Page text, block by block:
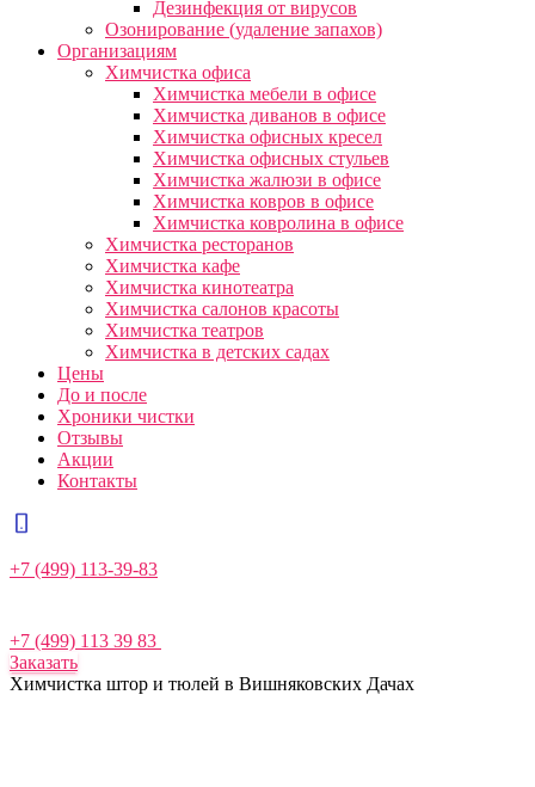
Дезинфекция от вирусов
Озонирование (удаление запахов)
Организациям
Химчистка офиса
Химчистка мебели в офисе
Химчистка диванов в офисе
Химчистка офисных кресел
Химчистка офисных стульев
Химчистка жалюзи в офисе
Химчистка ковров в офисе
Химчистка ковролина в офисе
Химчистка ресторанов
Химчистка кафе
Химчистка кинотеатра
Химчистка салонов красоты
Химчистка театров
Химчистка в детских садах
Цены
До и после
Хроники чистки
Отзывы
Акции
Контакты
+7 (499) 113-39-83
+7 (499) 113 39 83
Заказать
Химчистка штор и тюлей в Вишняковских Дачах